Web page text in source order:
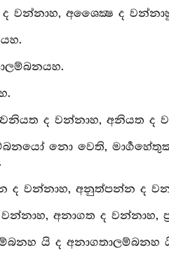
වන්නාහ, අශෛක්‍ෂ ද
ද වන්නාහ, අනියත ද
නො වෙති,
ද වන්නාහ, අනුත්පන්න ද
අනාගත ද වන්නාහ,
යි ද